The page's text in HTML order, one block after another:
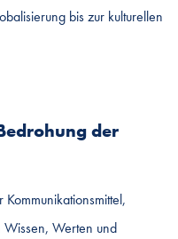
bis zur kulturellen
der
Werten und